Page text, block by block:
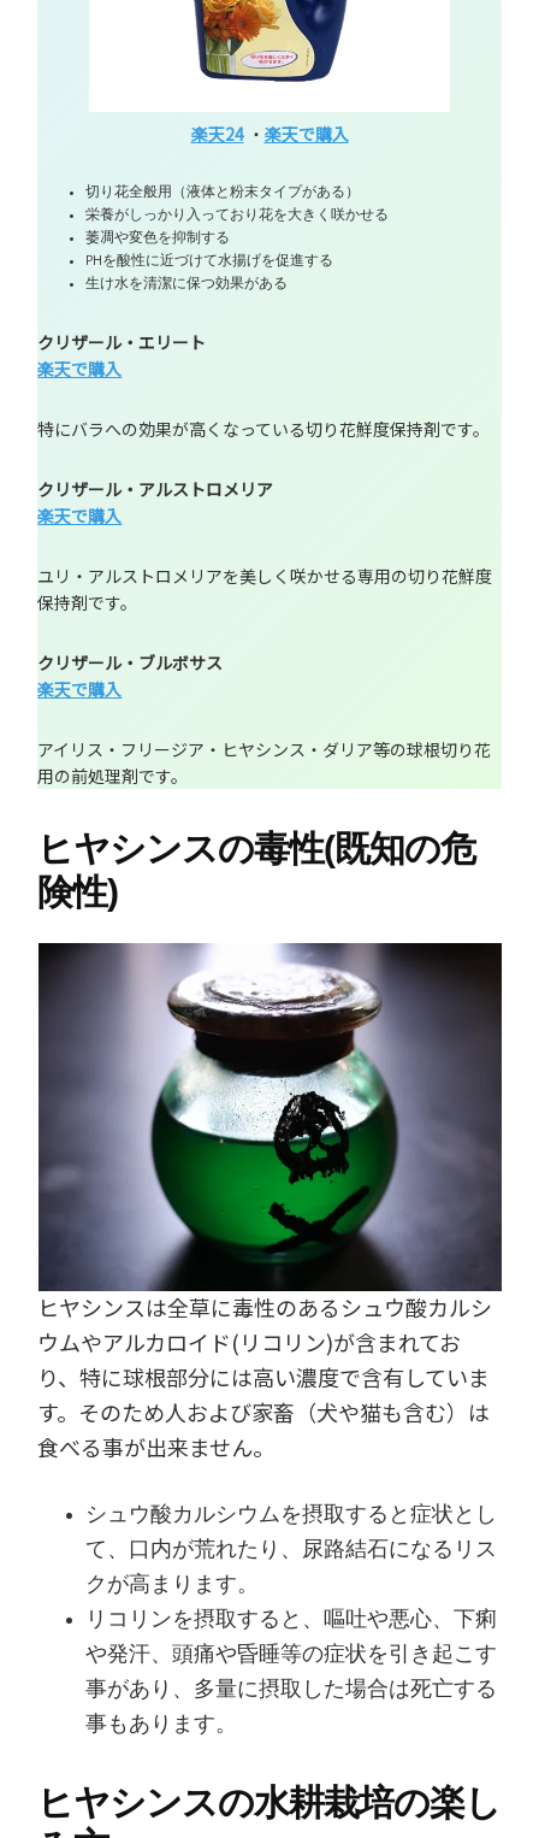
楽天24・ 楽天で購入
切り花全般用（液体と粉末タイプがある）
栄養がしっかり入っており花を大きく咲かせる
萎凋や変色を抑制する
PHを酸性に近づけて水揚げを促進する
生け水を清潔に保つ効果がある
クリザール・エリート
楽天で購入
特にバラへの効果が高くなっている切り花鮮度保持剤です。
クリザール・アルストロメリア
楽天で購入
ユリ・アルストロメリアを美しく咲かせる専用の切り花鮮度
保持剤です。
クリザール・ブルボサス
楽天で購入
アイリス・フリージア・ヒヤシンス・ダリア等の球根切り花
用の前処理剤です。
ヒヤシンスの毒性(既知の危
険性)
ヒヤシンスは全草に毒性のあるシュウ酸カルシ
ウムやアルカロイド(リコリン)が含まれてお
り、特に球根部分には高い濃度で含有していま
す。そのため人および家畜（犬や猫も含む）は
食べる事が出来ません。
シュウ酸カルシウムを摂取すると症状とし
て、口内が荒れたり、尿路結石になるリス
クが高まります。
リコリンを摂取すると、嘔吐や悪心、下痢
や発汗、頭痛や昏睡等の症状を引き起こす
事があり、多量に摂取した場合は死亡する
事もあります。
ヒヤシンスの水耕栽培の楽し